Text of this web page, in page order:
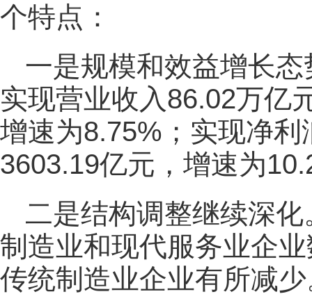
个特点：
一是规模和效益增长
实现营业收入86.02万亿
增速为8.75%；实现净
3603.19亿元，增速为
二是结构调整继续深
制造业和现代服务业企
传统制造业企业有所减